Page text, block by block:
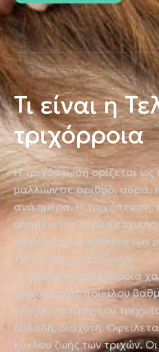
Τι είναι η
τριχόρροια
Η τριχόπτωση ορίζεται
μαλλιών σε αριθμό, αδρά,
ανά ημέρα. Η τριχόπτωση,
αναμένεται λόγω εποχικής
συχνά σε μια πάθηση των
τελογενής τριχόρροια.
Η τελογενής τριχόρροια
τριχόπτωση, ποικίλου
όλη την έκταση του
δηλαδή, διάχυτη.
κύκλου ζωής των τριχών.